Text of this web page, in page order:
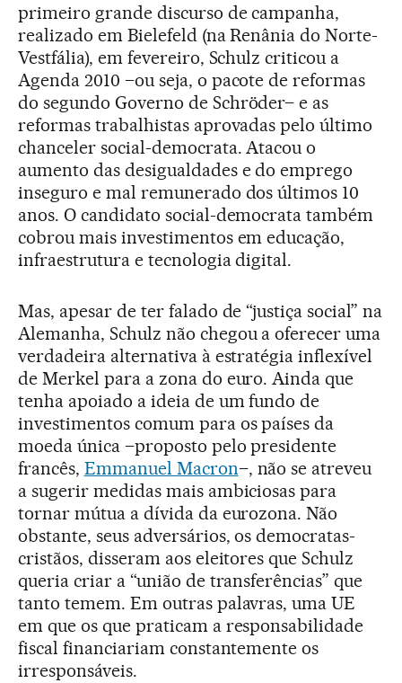
primeiro grande discurso de campanha,
realizado em Bielefeld (na Renânia do Norte-
Vestfália), em fevereiro, Schulz criticou a
Agenda 2010 –ou seja, o pacote de reformas
do segundo Governo de Schröder– e as
reformas trabalhistas aprovadas pelo último
chanceler social-democrata. Atacou o
aumento das desigualdades e do emprego
inseguro e mal remunerado dos últimos 10
anos. O candidato social-democrata também
cobrou mais investimentos em educação,
infraestrutura e tecnologia digital.
Mas, apesar de ter falado de “justiça social” na
Alemanha, Schulz não chegou a oferecer uma
verdadeira alternativa à estratégia inflexível
de Merkel para a zona do euro. Ainda que
tenha apoiado a ideia de um fundo de
investimentos comum para os países da
moeda única –proposto pelo presidente
francês, Emmanuel Macron–, não se atreveu
a sugerir medidas mais ambiciosas para
tornar mútua a dívida da eurozona. Não
obstante, seus adversários, os democratas-
cristãos, disseram aos eleitores que Schulz
queria criar a “união de transferências” que
tanto temem. Em outras palavras, uma UE
em que os que praticam a responsabilidade
fiscal financiariam constantemente os
irresponsáveis.